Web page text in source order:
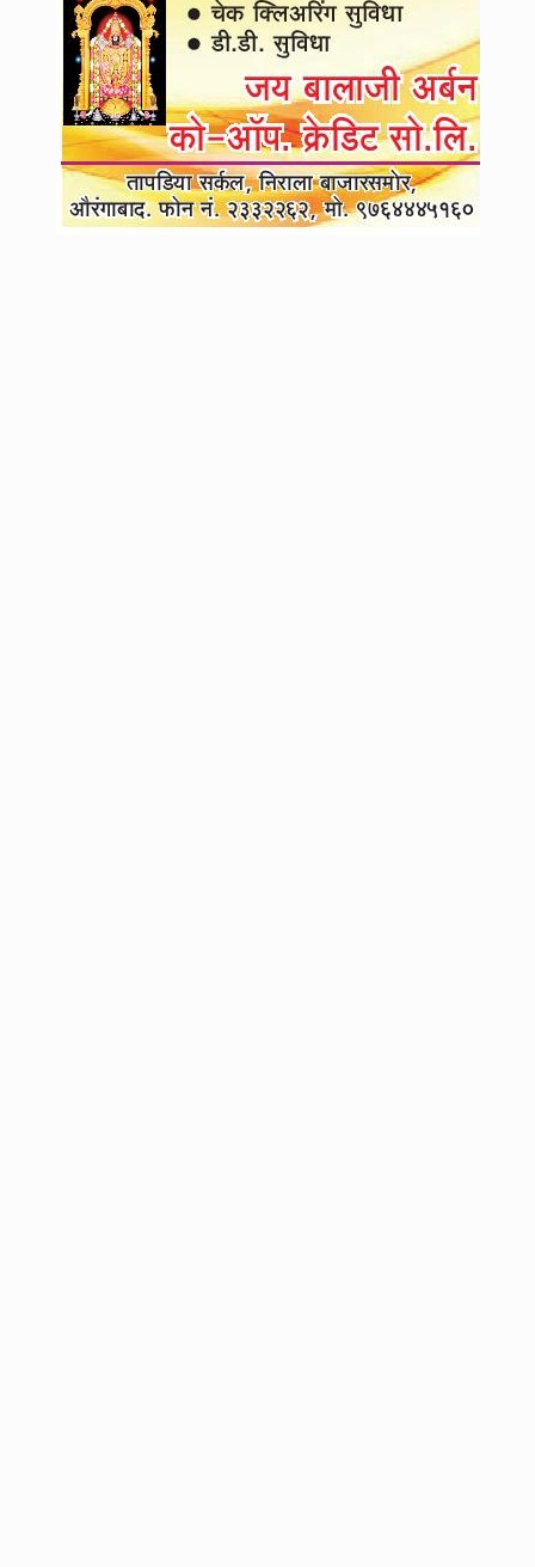
बहुचर्चित सीमांकन विधेयकाला डी एमकेचा विरोध, भाजपाला होती अपेक्षा...